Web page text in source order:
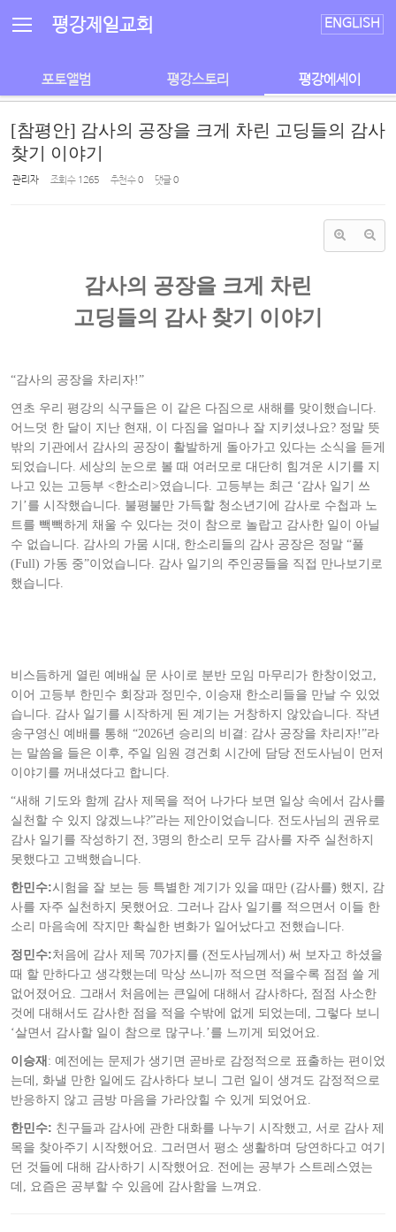
평강제일교회 ENGLISH
포토앨범 평강스토리 평강에세이
[참평안] 감사의 공장을 크게 차린 고딩들의 감사
찾기 이야기
관리자 조회 수 1265 추천 수0 댓글0
감사의 공장을 크게 차린
고딩들의 감사 찾기 이야기
“감사의 공장을 차리자!”
연초 우리 평강의 식구들은 이 같은 다짐으로 새해를 맞이했습니다.
어느덧 한 달이 지난 현재, 이 다짐을 얼마나 잘 지키셨나요? 정말 뜻
밖의 기관에서 감사의 공장이 활발하게 돌아가고 있다는 소식을 듣게
되었습니다. 세상의 눈으로 볼 때 여러모로 대단히 힘겨운 시기를 지
나고 있는 고등부 <한소리>였습니다. 고등부는 최근 ‘감사 일기 쓰
기’를 시작했습니다. 불평불만 가득할 청소년기에 감사로 수첩과 노
트를 빽빽하게 채울 수 있다는 것이 참으로 놀랍고 감사한 일이 아닐
수 없습니다. 감사의 가뭄 시대, 한소리들의 감사 공장은 정말 “풀
(Full) 가동 중”이었습니다. 감사 일기의 주인공들을 직접 만나보기로
했습니다.
비스듬하게 열린 예배실 문 사이로 분반 모임 마무리가 한창이었고,
이어 고등부 한민수 회장과 정민수, 이승재 한소리들을 만날 수 있었
습니다. 감사 일기를 시작하게 된 계기는 거창하지 않았습니다. 작년
송구영신 예배를 통해 “2026년 승리의 비결: 감사 공장을 차리자!”라
는 말씀을 들은 이후, 주일 임원 경건회 시간에 담당 전도사님이 먼저
이야기를 꺼내셨다고 합니다.
“새해 기도와 함께 감사 제목을 적어 나가다 보면 일상 속에서 감사를
실천할 수 있지 않겠느냐?”라는 제안이었습니다. 전도사님의 권유로
감사 일기를 작성하기 전, 3명의 한소리 모두 감사를 자주 실천하지
못했다고 고백했습니다.
한민수:시험을 잘 보는 등 특별한 계기가 있을 때만 (감사를) 했지, 감
사를 자주 실천하지 못했어요. 그러나 감사 일기를 적으면서 이들 한
소리 마음속에 작지만 확실한 변화가 일어났다고 전했습니다.
정민수:처음에 감사 제목 70가지를 (전도사님께서) 써 보자고 하셨을
때 할 만하다고 생각했는데 막상 쓰니까 적으면 적을수록 점점 쓸 게
없어졌어요. 그래서 처음에는 큰일에 대해서 감사하다, 점점 사소한
것에 대해서도 감사한 점을 적을 수밖에 없게 되었는데, 그렇다 보니
‘살면서 감사할 일이 참으로 많구나.’를 느끼게 되었어요.
이승재 : 예전에는 문제가 생기면 곧바로 감정적으로 표출하는 편이었
는데, 화낼 만한 일에도 감사하다 보니 그런 일이 생겨도 감정적으로
반응하지 않고 금방 마음을 가라앉힐 수 있게 되었어요.
한민수: 친구들과 감사에 관한 대화를 나누기 시작했고, 서로 감사 제
목을 찾아주기 시작했어요. 그러면서 평소 생활하며 당연하다고 여기
던 것들에 대해 감사하기 시작했어요. 전에는 공부가 스트레스였는
데, 요즘은 공부할 수 있음에 감사함을 느껴요.